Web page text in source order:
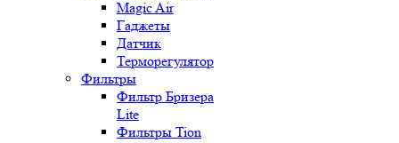
Magic Air
Гаджеты
Датчик
Терморегулятор
Фильтры
Фильтр Бризера
Lite
Фильтры Tion